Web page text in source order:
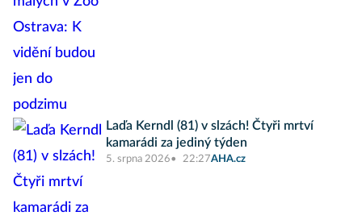
Laďa Kerndl (81) v slzách! Čtyři mrtví
kamarádi za jediný týden
5. srpna 2026 22:27AHA.cz